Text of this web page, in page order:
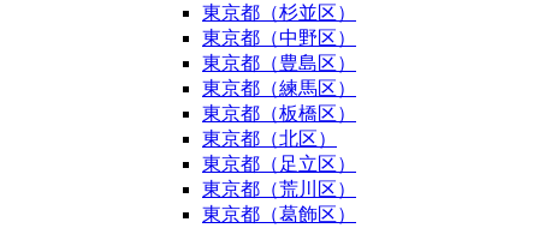
東京都（杉並区）
東京都（中野区）
東京都（豊島区）
東京都（練馬区）
東京都（板橋区）
東京都（北区）
東京都（足立区）
東京都（荒川区）
東京都（葛飾区）